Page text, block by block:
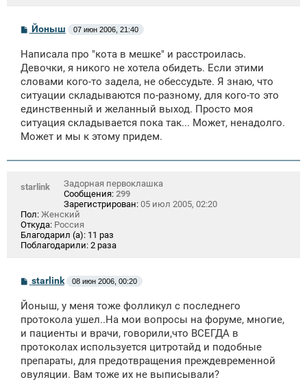
С
б
щ
н
и
Йоныш 07 июн 2006, 21:40
Написала про "кота в мешке" и расстроилась.
Девочки, я никого не хотела обидеть. Если этими
словами кого-то задела, не обессудьте. Я знаю, что
ситуации складываются по-разному, для кого-то это
единственный и желанный выход. Просто моя
ситуация складывается пока так... Может, ненадолго.
Может и мы к этому придем.
starlink
Задорная первоклашка
Сообщения: 299
Зарегистрирован: 05 июл 2005, 02:20
Пол: Женский
Откуда: Россия
Благодарил (а): 11 раз
Поблагодарили: 2 раза
С
б
щ
е
н
и
starlink 08 июн 2006, 00:20
Йоныш, у меня тоже фолликул с последнего
протокола ушел..На мои вопросы на форуме, многие,
и пациенты и врачи, говорили,что ВСЕГДА в
протоколах используется цитротайд и подобные
препараты, для предотвращения преждевременной
овуляции. Вам тоже их не выписывали?